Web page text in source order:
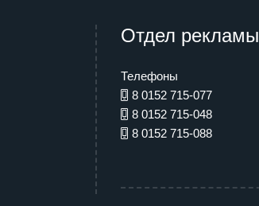
Отдел рекламы
Телефоны
8 0152 715-077
8 0152 715-048
8 0152 715-088